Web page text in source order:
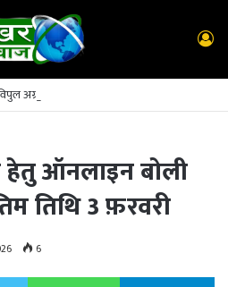
ऑनलाइन बोली
तिथि 3 फ़रवरी
6
Twitter WhatsApp